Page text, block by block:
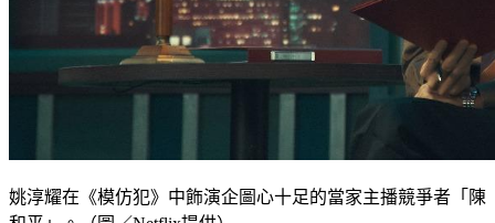
姚淳耀在《模仿犯》中飾演企圖心十足的當家主播競爭者「陳